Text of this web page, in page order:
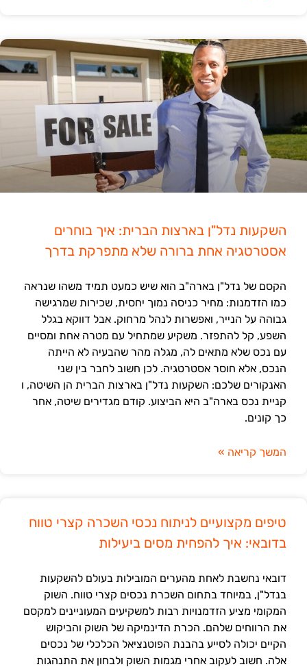
השקעות נדל"ן בארצות הברית: איך בוחרים
אסטרטגיה אחת ברורה שלא מתפרקת בדרך
הקסם של נדל"ן בארה"ב הוא שיש כמעט תמיד משהו שנראה
כמו הזדמנות: מחיר כניסה נמוך יחסית, שכירות שמרגישה
גבוהה על הנייר, ואפשרות לנהל מרחוק. אבל דווקא בגלל
השפע, קל להתפזר. משקיע שמתחיל עם מטרה אחת ומסיים
עם נכס שלא מתאים לה, מגלה מהר שהבעיה לא הייתה
הנכס, אלא חוסר אסטרטגיה. לכן חשוב לחבר בין שני
האנקורים שלכם: השקעות נדל"ן בארצות הברית הן השיטה, ו
קניית נכס בארה"ב היא הביצוע. קודם מגדירים שיטה, אחר
כך קונים.
המשך קריאה »
טיפים מקצועיים לניתוח נכסי השכרה קצרי טווח
בדובאי: איך להפחית מסים ביעילות
דובאי נחשבת לאחת מהערים המובילות בעולם להשקעות
בנדל"ן, במיוחד בתחום השכרת נכסים קצרי טווח. השוק
המקומי מציע הזדמנויות רבות למשקיעים המעוניינים למקסם
את הרווחים שלהם. הכרת הדינמיקה של השוק והביקוש
הקיים יכולה לסייע בהבנת הפוטנציאל הכלכלי של נכסים
אלה. חשוב לעקוב אחרי מגמות השוק ולבחון את התנהגות